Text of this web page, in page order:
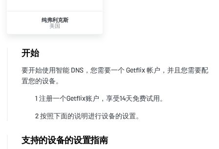
纯弗利克斯
美国
开始
要开始使用智能 DNS，您需要一个 Getflix 帐户，并且您需要配
置您的设备。
1 注册一个Getflix账户，享受14天免费试用。
2 按照下面的说明进行设备的设置。
支持的设备的设置指南